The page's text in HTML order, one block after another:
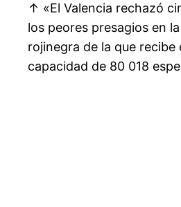
↑ «El Valencia rechazó
los peores presagios en
rojinegra de la que
capacidad de 80 018